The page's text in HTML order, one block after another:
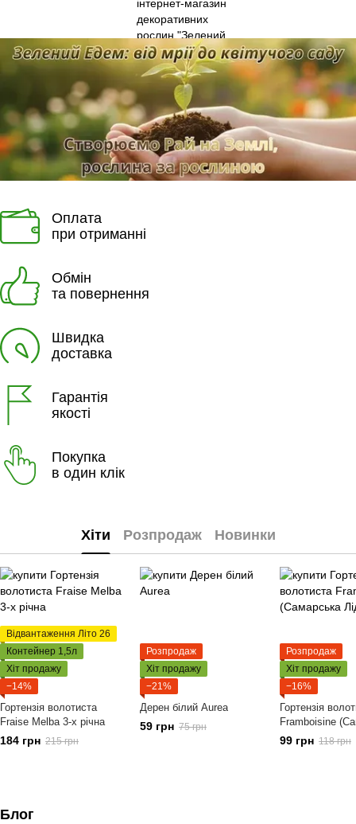
Оплата
при отриманні
Обмін
та повернення
Швидка
доставка
Гарантія
якості
Покупка
в один клік
Хіти Розпродаж Новинки
Відвантаження Літо 26
Контейнер 1,5л
Хіт продажу
−14%
Гортензія волотиста
Fraise Melba 3-х річна
184 грн 215 грн
Розпродаж
Хіт продажу
−21%
Дерен білий Aurea
59 грн 75 грн
Розпродаж
Хіт продажу
−16%
Гортензія
Framboisine
Лідія)
99 грн 118 грн
Блог